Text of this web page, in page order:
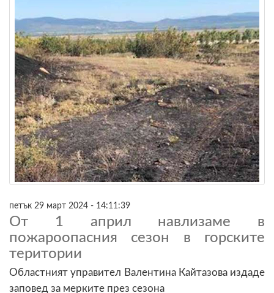
петък 29 март 2024 - 14:11:39
От 1 април навлизаме в
пожароопасния сезон в горските
територии
Областният управител Валентина Кайтазова издаде
заповед за мерките през сезона